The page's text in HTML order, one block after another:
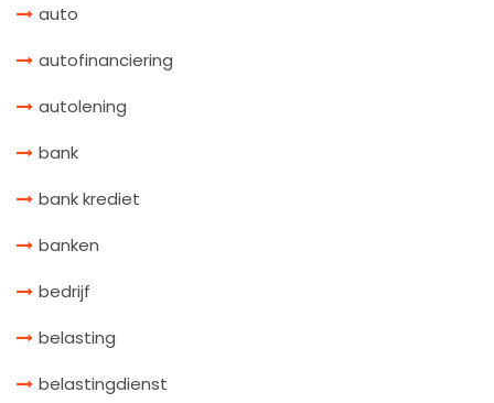
auto
autofinanciering
autolening
bank
bank krediet
banken
bedrijf
belasting
belastingdienst